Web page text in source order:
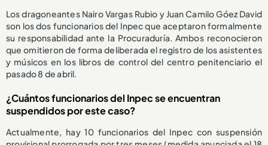
Los dragoneantes Nairo Vargas Rubio y Juan Camilo Góez David
son los dos funcionarios del Inpec que aceptaron formalmente
su responsabilidad ante la Procuraduría. Ambos reconocieron
que omitieron de forma deliberada el registro de los asistentes
y músicos en los libros de control del centro penitenciario el
pasado 8 de abril.
¿Cuántos funcionarios del Inpec se encuentran
suspendidos por este caso?
Actualmente, hay 10 funcionarios del Inpec con suspensión